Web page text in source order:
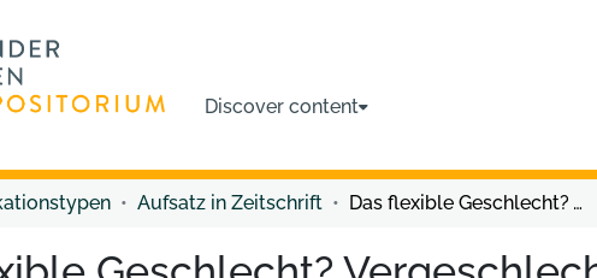
Discover content
Aufsatz in Zeitschrift Das flexible Geschlecht? Vergeschlechtlichte Subjektivierung empirisch betrachtet